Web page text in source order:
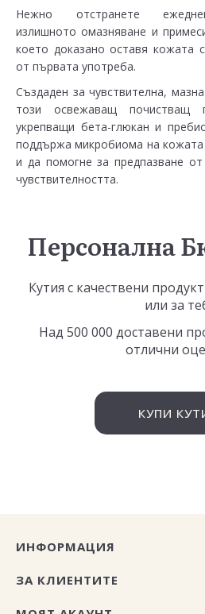
Нежно отстранете
излишното омазняване и
което доказано оставя
от първата употреба.
Създаден за чувствителна,
този освежаващ почистващ
укрепващи бета-глюкан и
поддържа микробиома на кожата
и да помогне за предпазване
чувствителността.
Персонална
Кутия с качествени
или за
Над 500 000 доставени
отлични
КУПИ
ИНФОРМАЦИЯ
ЗА КЛИЕНТИТЕ